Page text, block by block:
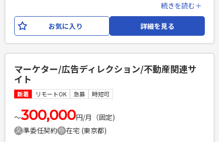
ットフォームの運用開発となります。 サーバーサイドエンジ
ニア（Python）のリーダーとしてご参画いただき、顧客との
要件整理から 設計、開発、テスト、レビューまで一連の工程
必須スキル
・顧客と技術観点で折衝をおこない、要求整理と要件定義が
できる方 ・SEクラスから上がってくる成果物のレビューがで
きる方 ・PythonによるWebアプリケーション設計開発経験3
年以上 ・Gitを使用したチーム開発経験 ・対人コミュニケーシ
ョン能力の高い方
続きを読む＋
お気に入り 詳細を見る
マーケター/広告ディレクション/不動産関連サ
イト
新着 リモートOK 急募 時短可
〜300,000円/月（固定)
準委任契約
在宅 (東京都)